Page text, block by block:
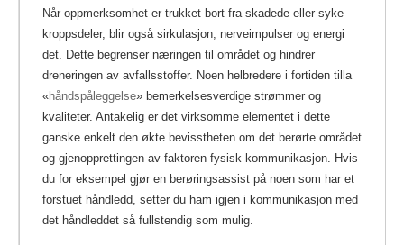
Når oppmerksomhet er trukket bort fra skadede eller syke
kroppsdeler, blir også sirkulasjon, nerveimpulser og energi
det. Dette begrenser næringen til området og hindrer
dreneringen av avfallsstoffer. Noen helbredere i fortiden tilla
«håndspåleggelse» bemerkelsesverdige strømmer og
kvaliteter. Antakelig er det virksomme elementet i dette
ganske enkelt den økte bevisstheten om det berørte området
og gjenopprettingen av faktoren fysisk kommunikasjon. Hvis
du for eksempel gjør en berøringsassist på noen som har et
forstuet håndledd, setter du ham igjen i kommunikasjon med
det håndleddet så fullstendig som mulig.